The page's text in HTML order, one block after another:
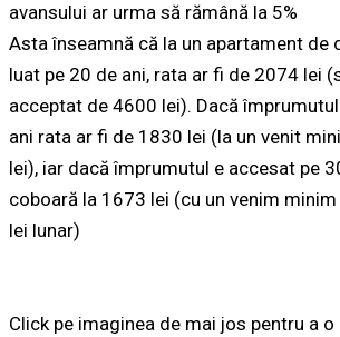
avansului ar urma să rămână la 5%
Asta înseamnă că la un apartament de
luat pe 20 de ani, rata ar fi de 2074 lei
acceptat de 4600 lei). Dacă
ani rata ar fi de 1830 lei (la un venit
lei), iar dacă împrumutul e accesat pe
coboară la 1673 lei (cu un venim
lei lunar)
Click pe imaginea de mai jos pentru a o